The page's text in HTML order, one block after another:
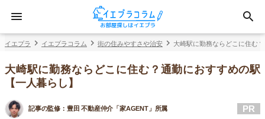
イエプラ イエプラコラム 街の住みやすさや治安 大崎駅に勤務ならどこに住む
大崎駅に勤務ならどこに住む？通勤におすすめの駅
【一人暮らし】
記事の監修： 豊田 不動産仲介「家AGENT」所属 PR